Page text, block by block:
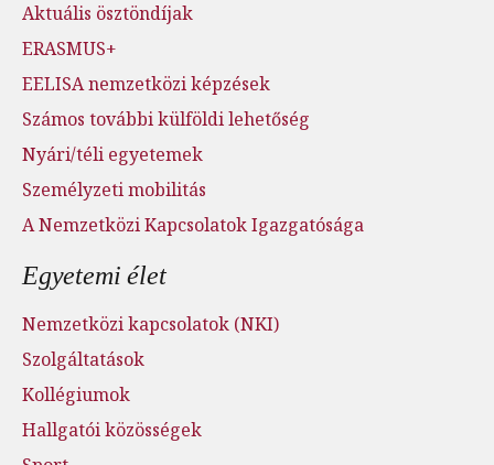
Aktuális ösztöndíjak
ERASMUS+
EELISA nemzetközi képzések
Számos további külföldi lehetőség
Nyári/téli egyetemek
Személyzeti mobilitás
A Nemzetközi Kapcsolatok Igazgatósága
Egyetemi élet
Nemzetközi kapcsolatok (NKI)
Szolgáltatások
Kollégiumok
Hallgatói közösségek